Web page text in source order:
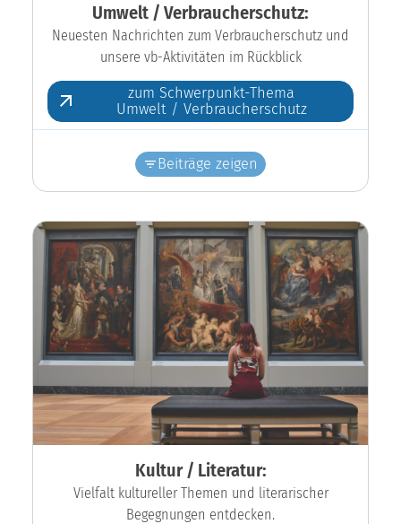
Umwelt / Verbraucherschutz:
Neuesten Nachrichten zum Verbraucherschutz und
unsere vb-Aktivitäten im Rückblick
zum Schwerpunkt-Thema
Umwelt / Verbraucherschutz
Beiträge zeigen
Kultur / Literatur:
Vielfalt kultureller Themen und literarischer
Begegnungen entdecken.